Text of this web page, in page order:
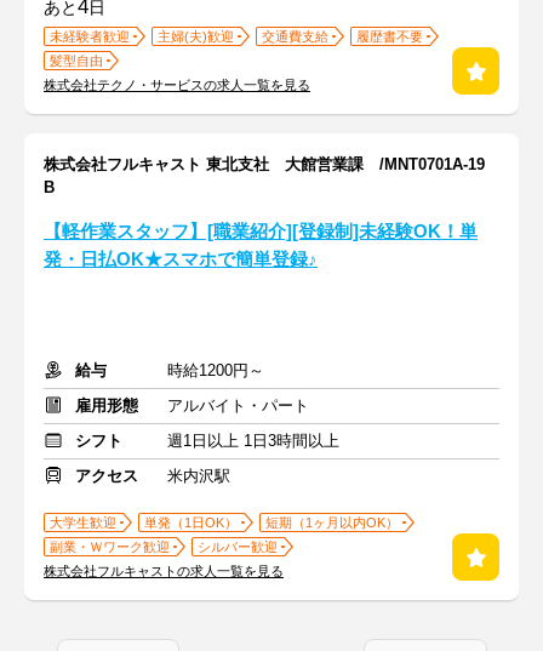
あと4日
未経験者歓迎 主婦(夫)歓迎 交通費支給
履歴書不要
髪型自由
株式会社テクノ・サービスの求人一覧を見る
株式会社フルキャスト 東北支社 大館営業課 /MNT0701A-19
B
【軽作業スタッフ】[職業紹介][登録制]未経験OK！単
発・日払OK★スマホで簡単登録♪
給与
時給1200円～
雇用形態
アルバイト・パート
シフト
週1日以上 1日3時間以上
アクセス
米内沢駅
大学生歓迎 単発（1日OK）
短期（1ヶ月以内OK）
副業・Ｗワーク歓迎
シルバー歓迎
株式会社フルキャストの求人一覧を見る